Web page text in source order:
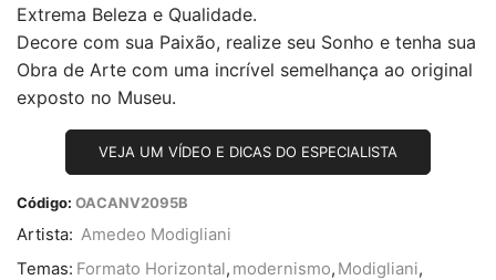
Extrema Beleza e Qualidade.
Decore com sua Paixão, realize seu Sonho e tenha sua
Obra de Arte com uma incrível semelhança ao original
exposto no Museu.
VEJA UM VÍDEO E DICAS DO ESPECIALISTA
Código: OACANV2095B
Artista: Amedeo Modigliani
Temas: Formato Horizontal, modernismo, Modigliani,